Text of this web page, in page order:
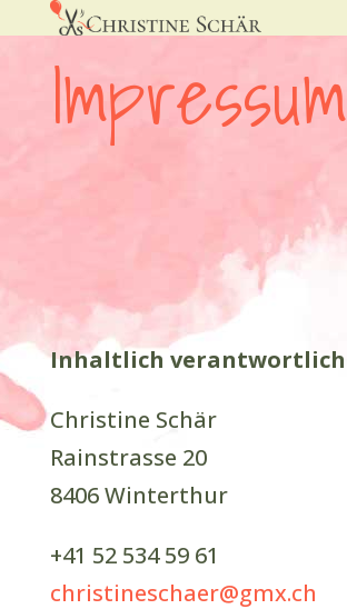
Impressum
Inhaltlich verantwortlich
Christine Schär
Rainstrasse 20
8406 Winterthur
+41 52 534 59 61
christineschaer@gmx.ch